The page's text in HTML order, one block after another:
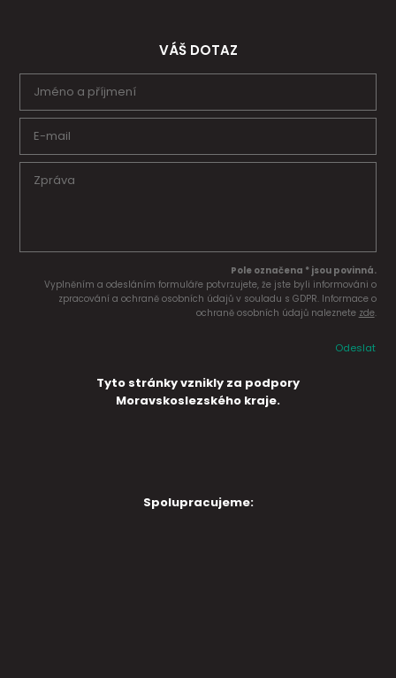
VÁŠ DOTAZ
Pole označena * jsou povinná.
Vyplněním a odesláním formuláře potvrzujete, že jste byli informováni o
zpracování a ochraně osobních údajů v souladu s GDPR. Informace o
ochraně osobních údajů naleznete zde.
Odeslat
Tyto stránky vznikly za podpory
Moravskoslezského kraje.
Spolupracujeme: